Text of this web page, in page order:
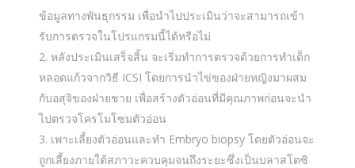
ข้อมูลทางพันธุกรรม เพื่อนำไปประเมินว่าจะสามารถเข้า
รับการตรวจในโปรแกรมนี้ได้หรือไม่
หลังประเมินเสร็จสิ้น จะเริ่มทำการตรวจด้วยการทำเด็ก
หลอดแก้วจากวิธี ICSI โดยการนำไข่ของฝ่ายหญิงมาผสม
กับอสุจิของฝ่ายชาย เพื่อสร้างตัวอ่อนที่มีคุณภาพก่อนจะนำ
ไปตรวจโครโมโซมตัวอ่อน
เพาะเลี้ยงตัวอ่อนและทำ Embryo biopsy โดยตัวอ่อนจะ
ถูกเลี้ยงภายใต้สภาวะควบคุมจนถึงระยะซึ่งเป็นบลาสโตซิ